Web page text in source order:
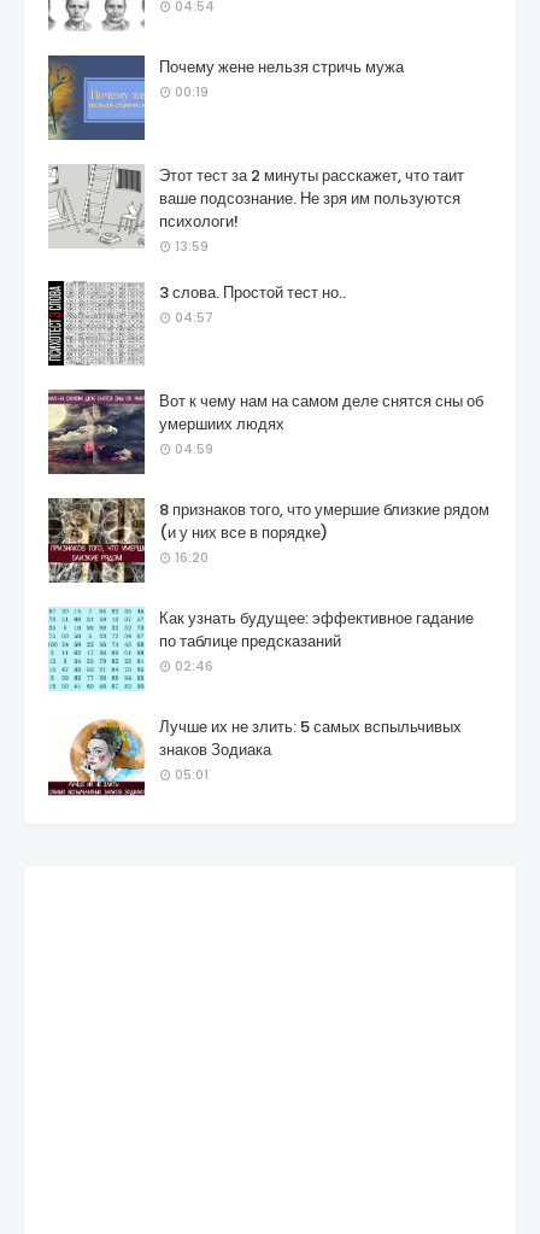
04:54
Почему жене нельзя стричь мужа
00:19
Этот тест за 2 минуты расскажет, что таит
ваше подсознание. Не зря им пользуются
психологи!
13:59
3 слова. Простой тест но..
04:57
Вот к чему нам на самом деле снятся сны об
умершиих людях
04:59
8 признаков того, что умершие близкие рядом
(и у них все в порядке)
16:20
Как узнать будущее: эффективное гадание
по таблице предсказаний
02:46
Лучше их не злить: 5 самых вспыльчивых
знаков Зодиака
05:01